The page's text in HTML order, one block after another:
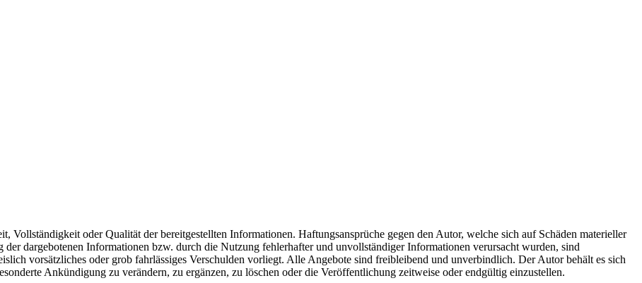
oder Qualität der bereitgestellten Informationen. Haftungsansprüche gegen den Autor, welche sich auf Schäden materieller
dargebotenen Informationen bzw. durch die Nutzung fehlerhafter und unvollständiger Informationen verursacht wurden, sind
vorsätzliches oder grob fahrlässiges Verschulden vorliegt. Alle Angebote sind freibleibend und unverbindlich. Der Autor behält es sich
Ankündigung zu verändern, zu ergänzen, zu löschen oder die Veröffentlichung zeitweise oder endgültig einzustellen.